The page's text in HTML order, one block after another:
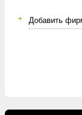
Добавить